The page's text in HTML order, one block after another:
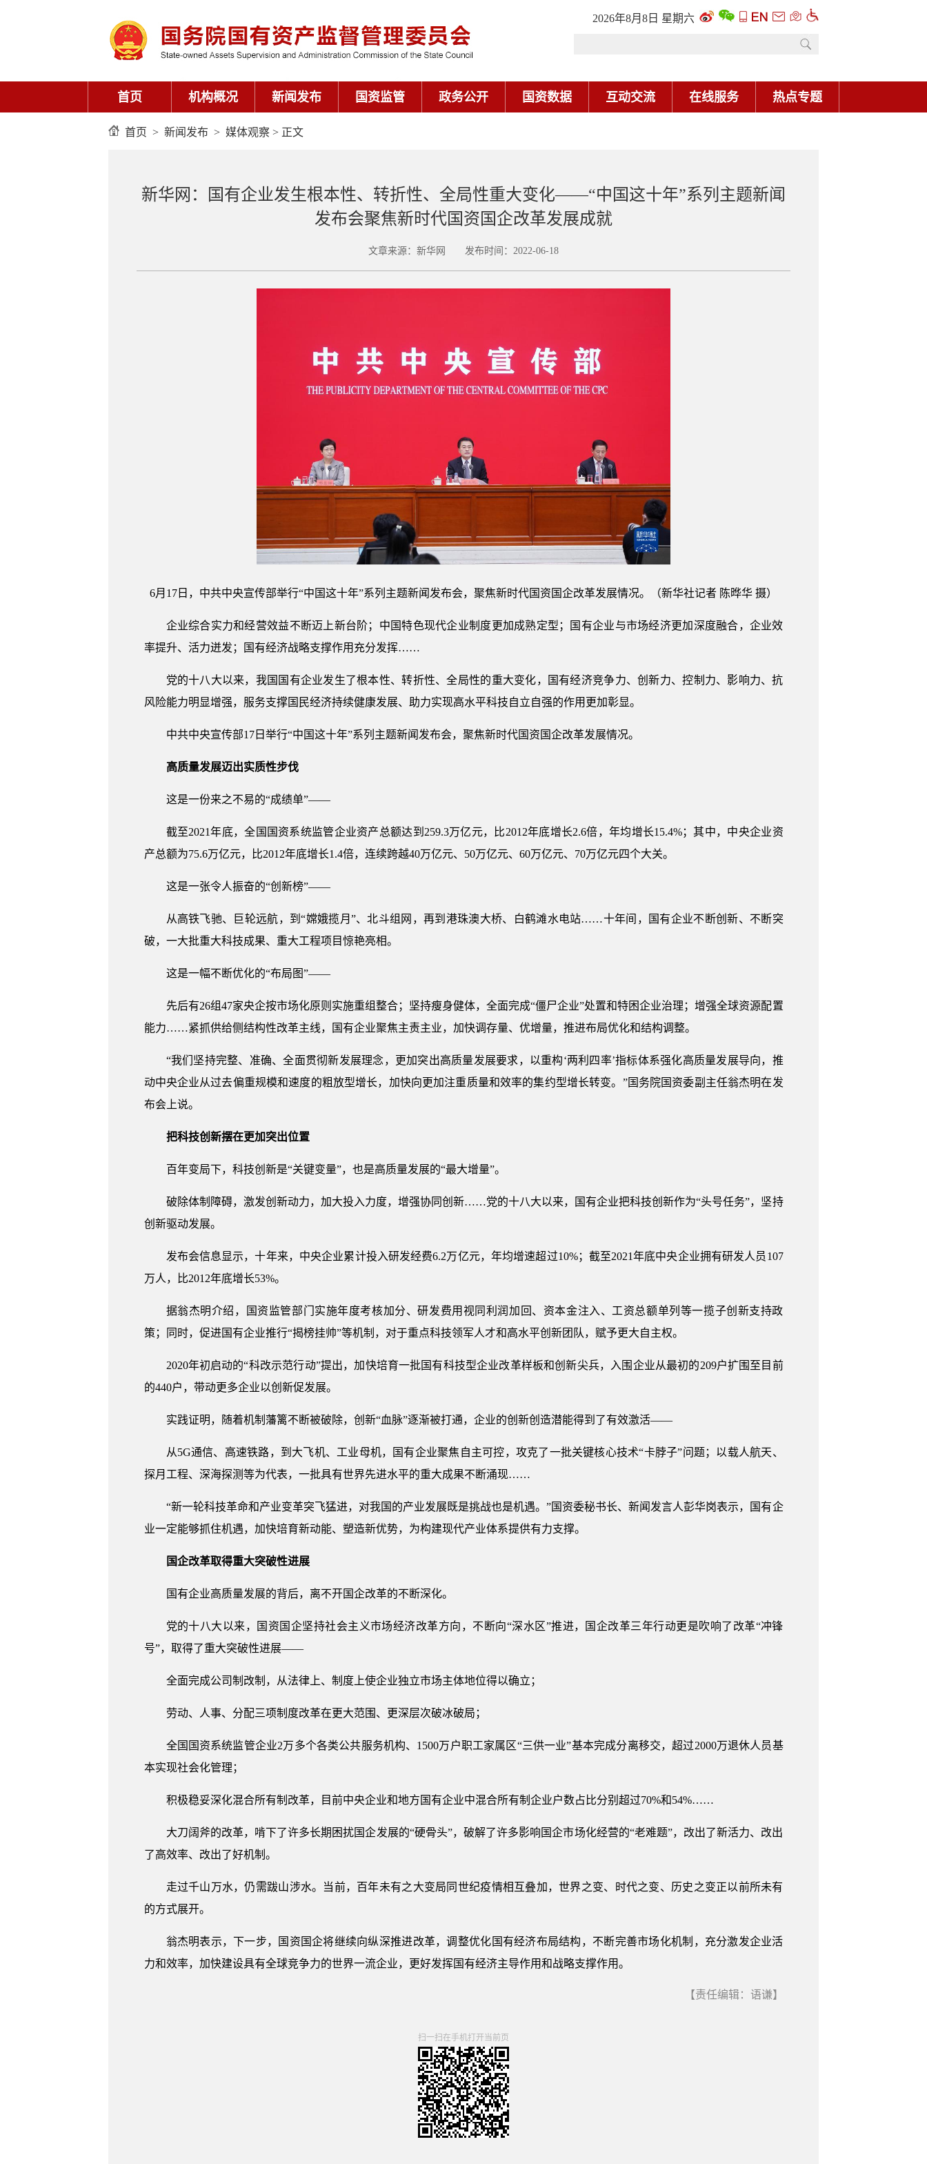
2026年8月8日 星期六
首页 机构概况 新闻发布 国资监管 政务公开 国资数据 互动交流 在线服务 热点专题
首页 > 新闻发布 > 媒体观察 > 正文
新华网：国有企业发生根本性、转折性、全局性重大变化——“中国这十年”系列主题新闻
发布会聚焦新时代国资国企改革发展成就
文章来源：新华网 发布时间：2022-06-18
6月17日，中共中央宣传部举行“中国这十年”系列主题新闻发布会，聚焦新时代国资国企改革发展情况。（新华社记者 陈晔华 摄）
企业综合实力和经营效益不断迈上新台阶；中国特色现代企业制度更加成熟定型；国有企业与市场经济更加深度融合，企业效
率提升、活力迸发；国有经济战略支撑作用充分发挥……
党的十八大以来，我国国有企业发生了根本性、转折性、全局性的重大变化，国有经济竞争力、创新力、控制力、影响力、抗
风险能力明显增强，服务支撑国民经济持续健康发展、助力实现高水平科技自立自强的作用更加彰显。
中共中央宣传部17日举行“中国这十年”系列主题新闻发布会，聚焦新时代国资国企改革发展情况。
高质量发展迈出实质性步伐
这是一份来之不易的“成绩单”——
截至2021年底，全国国资系统监管企业资产总额达到259.3万亿元，比2012年底增长2.6倍，年均增长15.4%；其中，中央企业资
产总额为75.6万亿元，比2012年底增长1.4倍，连续跨越40万亿元、50万亿元、60万亿元、70万亿元四个大关。
这是一张令人振奋的“创新榜”——
从高铁飞驰、巨轮远航，到“嫦娥揽月”、北斗组网，再到港珠澳大桥、白鹤滩水电站……十年间，国有企业不断创新、不断突
破，一大批重大科技成果、重大工程项目惊艳亮相。
这是一幅不断优化的“布局图”——
先后有26组47家央企按市场化原则实施重组整合；坚持瘦身健体，全面完成“僵尸企业”处置和特困企业治理；增强全球资源配置
能力……紧抓供给侧结构性改革主线，国有企业聚焦主责主业，加快调存量、优增量，推进布局优化和结构调整。
“我们坚持完整、准确、全面贯彻新发展理念，更加突出高质量发展要求，以重构‘两利四率’指标体系强化高质量发展导向，推
动中央企业从过去偏重规模和速度的粗放型增长，加快向更加注重质量和效率的集约型增长转变。”国务院国资委副主任翁杰明在发
布会上说。
把科技创新摆在更加突出位置
百年变局下，科技创新是“关键变量”，也是高质量发展的“最大增量”。
破除体制障碍，激发创新动力，加大投入力度，增强协同创新……党的十八大以来，国有企业把科技创新作为“头号任务”，坚持
创新驱动发展。
发布会信息显示，十年来，中央企业累计投入研发经费6.2万亿元，年均增速超过10%；截至2021年底中央企业拥有研发人员107
万人，比2012年底增长53%。
据翁杰明介绍，国资监管部门实施年度考核加分、研发费用视同利润加回、资本金注入、工资总额单列等一揽子创新支持政
策；同时，促进国有企业推行“揭榜挂帅”等机制，对于重点科技领军人才和高水平创新团队，赋予更大自主权。
2020年初启动的“科改示范行动”提出，加快培育一批国有科技型企业改革样板和创新尖兵，入围企业从最初的209户扩围至目前
的440户，带动更多企业以创新促发展。
实践证明，随着机制藩篱不断被破除，创新“血脉”逐渐被打通，企业的创新创造潜能得到了有效激活——
从5G通信、高速铁路，到大飞机、工业母机，国有企业聚焦自主可控，攻克了一批关键核心技术“卡脖子”问题；以载人航天、
探月工程、深海探测等为代表，一批具有世界先进水平的重大成果不断涌现……
“新一轮科技革命和产业变革突飞猛进，对我国的产业发展既是挑战也是机遇。”国资委秘书长、新闻发言人彭华岗表示，国有企
业一定能够抓住机遇，加快培育新动能、塑造新优势，为构建现代产业体系提供有力支撑。
国企改革取得重大突破性进展
国有企业高质量发展的背后，离不开国企改革的不断深化。
党的十八大以来，国资国企坚持社会主义市场经济改革方向，不断向“深水区”推进，国企改革三年行动更是吹响了改革“冲锋
号”，取得了重大突破性进展——
全面完成公司制改制，从法律上、制度上使企业独立市场主体地位得以确立；
劳动、人事、分配三项制度改革在更大范围、更深层次破冰破局；
全国国资系统监管企业2万多个各类公共服务机构、1500万户职工家属区“三供一业”基本完成分离移交，超过2000万退休人员基
本实现社会化管理；
积极稳妥深化混合所有制改革，目前中央企业和地方国有企业中混合所有制企业户数占比分别超过70%和54%……
大刀阔斧的改革，啃下了许多长期困扰国企发展的“硬骨头”，破解了许多影响国企市场化经营的“老难题”，改出了新活力、改出
了高效率、改出了好机制。
走过千山万水，仍需跋山涉水。当前，百年未有之大变局同世纪疫情相互叠加，世界之变、时代之变、历史之变正以前所未有
的方式展开。
翁杰明表示，下一步，国资国企将继续向纵深推进改革，调整优化国有经济布局结构，不断完善市场化机制，充分激发企业活
力和效率，加快建设具有全球竞争力的世界一流企业，更好发挥国有经济主导作用和战略支撑作用。
【责任编辑：语谦】
扫一扫在手机打开当前页